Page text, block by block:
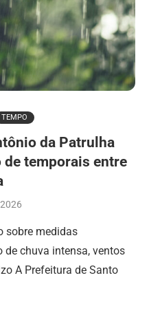
TEMPO
da Patrulha
temporais entre
sobre medidas
de chuva intensa, ventos
A Prefeitura de Santo